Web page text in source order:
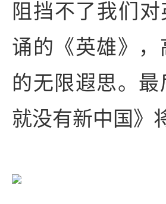
阻挡不了我们
诵的《英雄》
的无限遐思。
就没有新中国》